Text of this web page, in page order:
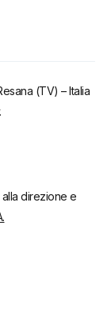
(TV) – Italia
direzione e